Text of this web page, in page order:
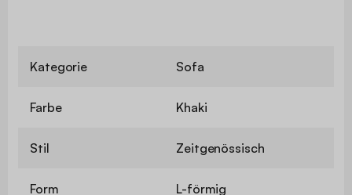
Kategorie Sofa
Farbe Khaki
Stil Zeitgenössisch
Form L-förmig